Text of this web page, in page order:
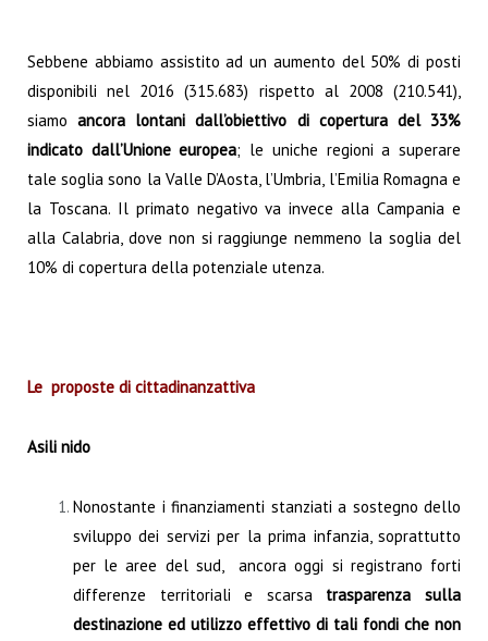
Sebbene abbiamo assistito ad un aumento del 50% di posti
disponibili nel 2016 (315.683) rispetto al 2008 (210.541),
siamoancora lontani dall’obiettivo di copertura del 33%
indicato dall’Unione europea; le uniche regioni a superare
tale soglia sono la Valle D’Aosta, l’Umbria, l’Emilia Romagna e
la Toscana. Il primato negativo va invece alla Campania e
alla Calabria, dove non si raggiunge nemmeno la soglia del
10% di copertura della potenziale utenza.
Le proposte di cittadinanzattiva
Asili nido
Nonostante i finanziamenti stanziati a sostegno dello
sviluppo dei servizi per la prima infanzia, soprattutto
per le aree del sud, ancora oggi si registrano forti
differenze territoriali e scarsa trasparenza sulla
destinazione ed utilizzo effettivo di tali fondi che non